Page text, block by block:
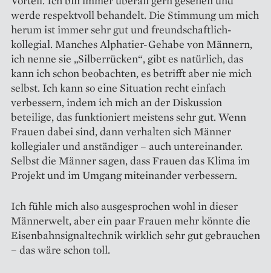
werde respektvoll behandelt. Die Stimmung um mich
herum ist immer sehr gut und freundschaftlich-
kollegial. Manches Alphatier-Gehabe von Männern,
ich nenne sie „Silberrücken“, gibt es natürlich, das
kann ich schon beobachten, es betrifft aber nie mich
selbst. Ich kann so eine Situation recht einfach
verbessern, indem ich mich an der Diskussion
beteilige, das funktioniert meistens sehr gut. Wenn
Frauen dabei sind, dann verhalten sich Männer
kollegialer und anständiger – auch untereinander.
Selbst die Männer sagen, dass Frauen das Klima im
Projekt und im Umgang miteinander verbessern.
Ich fühle mich also ausgesprochen wohl in dieser
Männerwelt, aber ein paar Frauen mehr könnte die
Eisenbahn­signaltechnik wirklich sehr gut gebrauchen
– das wäre schon toll.